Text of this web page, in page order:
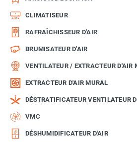
CLIMATISEUR
RAFRAÎCHISSEUR D'AIR
BRUMISATEUR D'AIR
VENTILATEUR / EXTRACTEUR D'AIR
EXTRACTEUR D'AIR MURAL
DÉSTRATIFICATEUR VENTILATEUR
VMC
DÉSHUMIDIFICATEUR D'AIR